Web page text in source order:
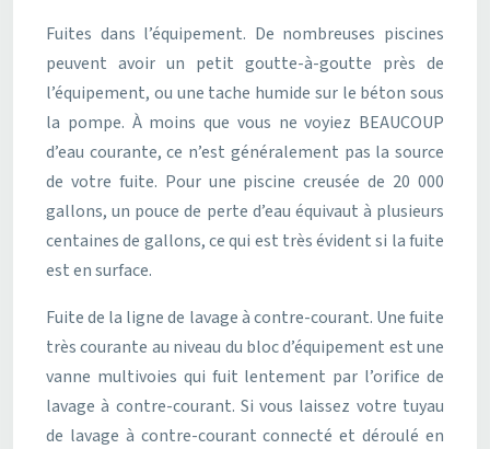
Fuites dans l’équipement. De nombreuses piscines
peuvent avoir un petit goutte-à-goutte près de
l’équipement, ou une tache humide sur le béton sous
la pompe. À moins que vous ne voyiez BEAUCOUP
d’eau courante, ce n’est généralement pas la source
de votre fuite. Pour une piscine creusée de 20 000
gallons, un pouce de perte d’eau équivaut à plusieurs
centaines de gallons, ce qui est très évident si la fuite
est en surface.
Fuite de la ligne de lavage à contre-courant. Une fuite
très courante au niveau du bloc d’équipement est une
vanne multivoies qui fuit lentement par l’orifice de
lavage à contre-courant. Si vous laissez votre tuyau
de lavage à contre-courant connecté et déroulé en